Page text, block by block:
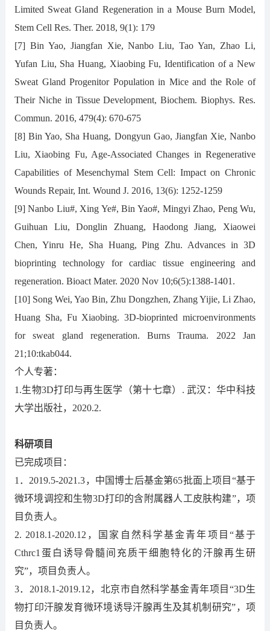
Limited Sweat Gland Regeneration in a Mouse Burn Model,
Stem Cell Res. Ther. 2018, 9(1): 179
[7] Bin Yao, Jiangfan Xie, Nanbo Liu, Tao Yan, Zhao Li,
Yufan Liu, Sha Huang, Xiaobing Fu, Identification of a New
Sweat Gland Progenitor Population in Mice and the Role of
Their Niche in Tissue Development, Biochem. Biophys. Res.
Commun. 2016, 479(4): 670-675
[8] Bin Yao, Sha Huang, Dongyun Gao, Jiangfan Xie, Nanbo
Liu, Xiaobing Fu, Age-Associated Changes in Regenerative
Capabilities of Mesenchymal Stem Cell: Impact on Chronic
Wounds Repair, Int. Wound J. 2016, 13(6): 1252-1259
[9] Nanbo Liu#, Xing Ye#, Bin Yao#, Mingyi Zhao, Peng Wu,
Guihuan Liu, Donglin Zhuang, Haodong Jiang, Xiaowei
Chen, Yinru He, Sha Huang, Ping Zhu. Advances in 3D
bioprinting technology for cardiac tissue engineering and
regeneration. Bioact Mater. 2020 Nov 10;6(5):1388-1401.
[10] Song Wei, Yao Bin, Zhu Dongzhen, Zhang Yijie, Li Zhao,
Huang Sha, Fu Xiaobing. 3D-bioprinted microenvironments
for sweat gland regeneration. Burns Trauma. 2022 Jan
21;10:tkab044.
个人专著：
1.生物3D打印与再生医学（第十七章）. 武汉：华中科技
大学出版社，2020.2.
科研项目
已完成项目：
1．2019.5-2021.3，中国博士后基金第65批面上项目“基于
微环境调控和生物3D打印的含附属器人工皮肤构建”，项
目负责人。
2. 2018.1-2020.12，国家自然科学基金青年项目“基于
Cthrc1蛋白诱导骨髓间充质干细胞特化的汗腺再生研
究”，项目负责人。
3．2018.1-2019.12，北京市自然科学基金青年项目“3D生
物打印汗腺发育微环境诱导汗腺再生及其机制研究”，项
目负责人。